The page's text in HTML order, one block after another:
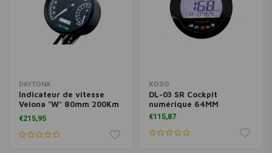
DAYTONA
Indicateur de vitesse
Velona "W" 80mm 200Km
/ H & 9000Rpm
€215,95
KOSO
DL-03 SR Cockpit
numérique 64MM
€115,87